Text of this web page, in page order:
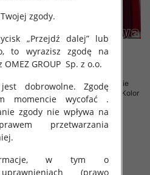
Sukienki damskie (Włoskie
produkt) Roz Standard, Mix Kolor
Paczka 5 szt
76.00 zł
zgody.
„Przejdź dalej” lub
to wyrazisz zgodę na
GROUP Sp. z o.o.
dobrowolne. Zgodę
momencie wycofać .
zgody nie wpływa na
przetwarzania
w tym o
(prawo